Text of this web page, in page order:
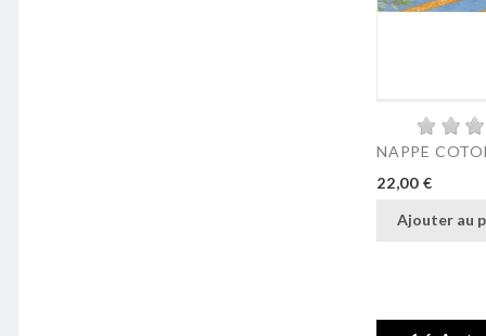
NAPPE
Prix
22,00 €
Ajouter au